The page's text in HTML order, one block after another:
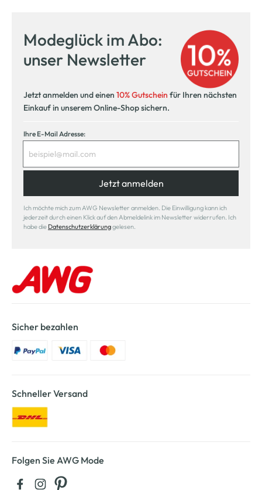
Modeglück im Abo:
unser Newsletter
Jetzt anmelden und einen 10% Gutschein für Ihren nächsten
Einkauf in unserem Online-Shop sichern.
Ihre E-Mail Adresse:
Jetzt anmelden
Ich möchte mich zum AWG Newsletter anmelden. Die Einwilligung kann ich
jederzeit durch einen Klick auf den Abmeldelink im Newsletter widerrufen. Ich
habe die Datenschutzerklärunggelesen.
Sicher bezahlen
Schneller Versand
Folgen Sie AWG Mode